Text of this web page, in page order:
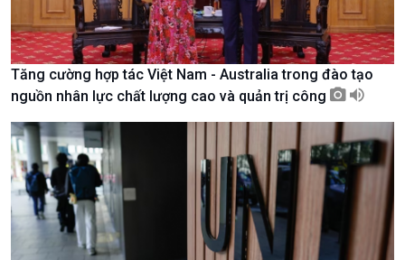
Tin Đời sống & Xã hội
360 độ Sức khỏe
Chuyển đổi Xanh
Tài nguyên và Môi trường
Chuyên gia của bạn
Xã hội chuyển động
Bước chân đến trường
Tin Khoa học & Công nghệ
Kết nối công nghệ
Sống chung với biến đổi
khí hậu
Tăng cường hợp tác Việt Nam - Australia trong đào tạo
nguồn nhân lực chất lượng cao và quản trị công